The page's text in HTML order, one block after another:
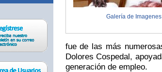
Galería de Imagenes
fue de las más
Dolores Cospedal,
generación de empleo.